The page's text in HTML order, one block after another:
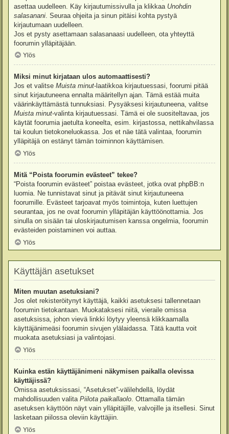
asettaa uudelleen. Käy kirjautumissivulla ja klikkaa Unohdin
salasanani . Seuraa ohjeita ja sinun pitäisi kohta pystyä
kirjautumaan uudelleen.
Jos et pysty asettamaan salasanaasi uudelleen, ota yhteyttä
foorumin ylläpitäjään.
Ylös
Miksi minut kirjataan ulos automaattisesti?
Jos et valitse Muista minut-laatikkoa kirjautuessasi, foorumi pitää
sinut kirjautuneena ennalta määritellyn ajan. Tämä estää muita
väärinkäyttämästä tunnuksiasi. Pysyäksesi kirjautuneena, valitse
Muista minut-valinta kirjautuessasi. Tämä ei ole suositeltavaa, jos
käytät foorumia jaetulta koneelta, esim. kirjastossa, nettikahvilassa
tai koulun tietokoneluokassa. Jos et näe tätä valintaa, foorumin
ylläpitäjä on estänyt tämän toiminnon käyttämisen.
Ylös
Mitä “Poista foorumin evästeet” tekee?
“Poista foorumin evästeet” poistaa evästeet, jotka ovat phpBB:n
luomia. Ne tunnistavat sinut ja pitävät sinut kirjautuneena
foorumille. Evästeet tarjoavat myös toimintoja, kuten luettujen
seurantaa, jos ne ovat foorumin ylläpitäjän käyttöönottamia. Jos
sinulla on sisään tai uloskirjautumisen kanssa ongelmia, foorumin
evästeiden poistaminen voi auttaa.
Ylös
Käyttäjän asetukset
Miten muutan asetuksiani?
Jos olet rekisteröitynyt käyttäjä, kaikki asetuksesi tallennetaan
foorumin tietokantaan. Muokataksesi niitä, vieraile omissa
asetuksissa, johon vievä linkki löytyy yleensä klikkaamalla
käyttäjänimeäsi foorumin sivujen ylälaidassa. Tätä kautta voit
muokata asetuksiasi ja valintojasi.
Ylös
Kuinka estän käyttäjänimeni näkymisen paikalla olevissa
käyttäjissä?
Omissa asetuksissasi, “Asetukset”-välilehdellä, löydät
mahdollisuuden valita Piilota paikallaolo. Ottamalla tämän
asetuksen käyttöön näyt vain ylläpitäjille, valvojille ja itsellesi. Sinut
lasketaan piilossa oleviin käyttäjiin.
Ylös